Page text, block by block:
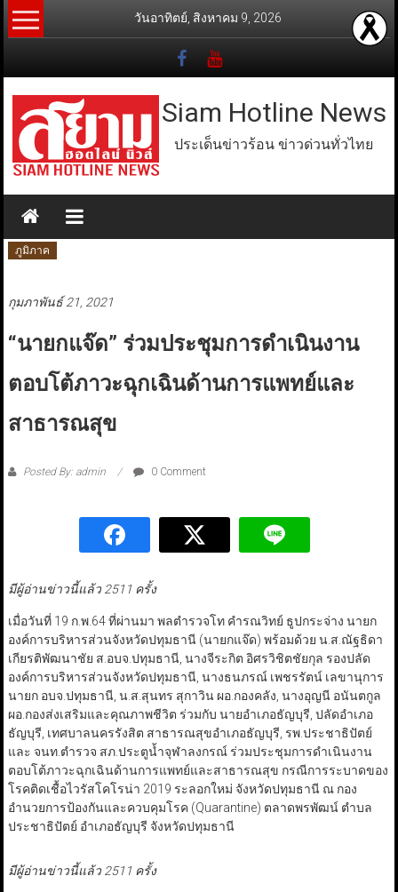
Skip
to
วันอาทิตย์, สิงหาคม 9, 2026
Siam Hotline News
ประเด็นข่าวร้อน ข่าวด่วนทั่วไทย
ภูมิภาค
กุมภาพันธ์ 21, 2021
“นายกแจ๊ด” ร่วมประชุมการดำเนินงาน
ตอบโต้ภาวะฉุกเฉินด้านการแพทย์และ
สาธารณสุข
Posted By: admin 0 Comment
มีผู้อ่านข่าวนี้แล้ว 2511 ครั้ง
เมื่อวันที่ 19 ก.พ.64 ที่ผ่านมา พลตำรวจโท คำรณวิทย์ ธูปกระจ่าง นายก
องค์การบริหารส่วนจังหวัดปทุมธานี (นายกแจ๊ด) พร้อมด้วย น.ส.ณัฐธิดา
เกียรติพัฒนาชัย ส.อบจ.ปทุมธานี, นางจีระกิต อิศรวิชิตชัยกุล รองปลัด
องค์การบริหารส่วนจังหวัดปทุมธานี, นางธนภรณ์ เพชรรัตน์ เลขานุการ
นายก อบจ.ปทุมธานี, น.ส.สุนทร สุกาวิน ผอ.กองคลัง, นางอุญนี อนันตกูล
ผอ.กองส่งเสริมและคุณภาพชีวิต ร่วมกับ นายอำเภอธัญบุรี, ปลัดอำเภอ
ธัญบุรี, เทศบาลนครรังสิต สาธารณสุขอำเภอธัญบุรี, รพ.ประชาธิปัตย์
และ จนท.ตำรวจ สภ.ประตูน้ำจุฬาลงกรณ์ ร่วมประชุมการดำเนินงาน
ตอบโต้ภาวะฉุกเฉินด้านการแพทย์และสาธารณสุข กรณีการระบาดของ
โรคติดเชื้อไวรัสโคโรน่า 2019 ระลอกใหม่ จังหวัดปทุมธานี ณ กอง
อำนวยการป้องกันและควบคุมโรค (Quarantine) ตลาดพรพัฒน์ ตำบล
ประชาธิปัตย์ อำเภอธัญบุรี จังหวัดปทุมธานี
มีผู้อ่านข่าวนี้แล้ว 2511 ครั้ง